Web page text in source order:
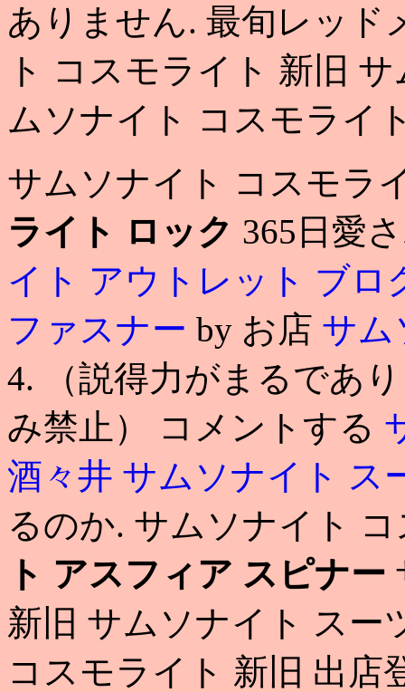
ありません. 最旬レッド
ト コスモライト 新旧
ムソナイト コスモライ
サムソナイト コスモラ
ライト ロック 365日愛
イト アウトレット ブロ
ファスナー by お店 サム
4. （説得力がまるであ
み禁止） コメントする
酒々井 サムソナイト ス
るのか. サムソナイト
ト アスフィア スピナー
新旧 サムソナイト スー
コスモライト 新旧 出店